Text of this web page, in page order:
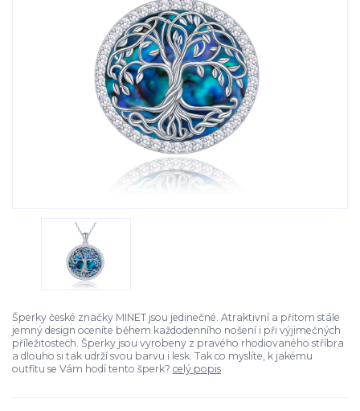
Šperky české značky MINET jsou jedinečné. Atraktivní a přitom stále
jemný design oceníte během každodenního nošení i při výjimečných
příležitostech. Šperky jsou vyrobeny z pravého rhodiovaného stříbra
a dlouho si tak udrží svou barvu i lesk. Tak co myslíte, k jakému
outfitu se Vám hodí tento šperk? celý popis